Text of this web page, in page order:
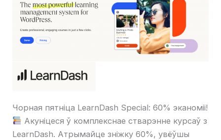
Чорная пятніца LearnDash Special: 60% эканоміі!
Акуніцеся ў комплекснае стварэнне курсаў з
LearnDash. Атрымайце зніжку 60%, увёўшы